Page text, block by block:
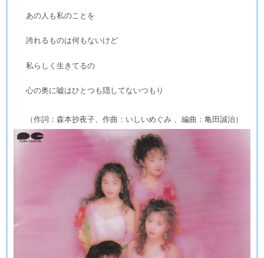
あの人も私のことを
誇れるものは何もないけど
私らしく生きてるの
心の奥に嘘はひとつも隠してないつもり
（作詞：森本抄夜子、作曲：いしいめぐみ 、編曲：亀田誠治）